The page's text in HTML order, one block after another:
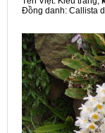
Đồng danh: Callista